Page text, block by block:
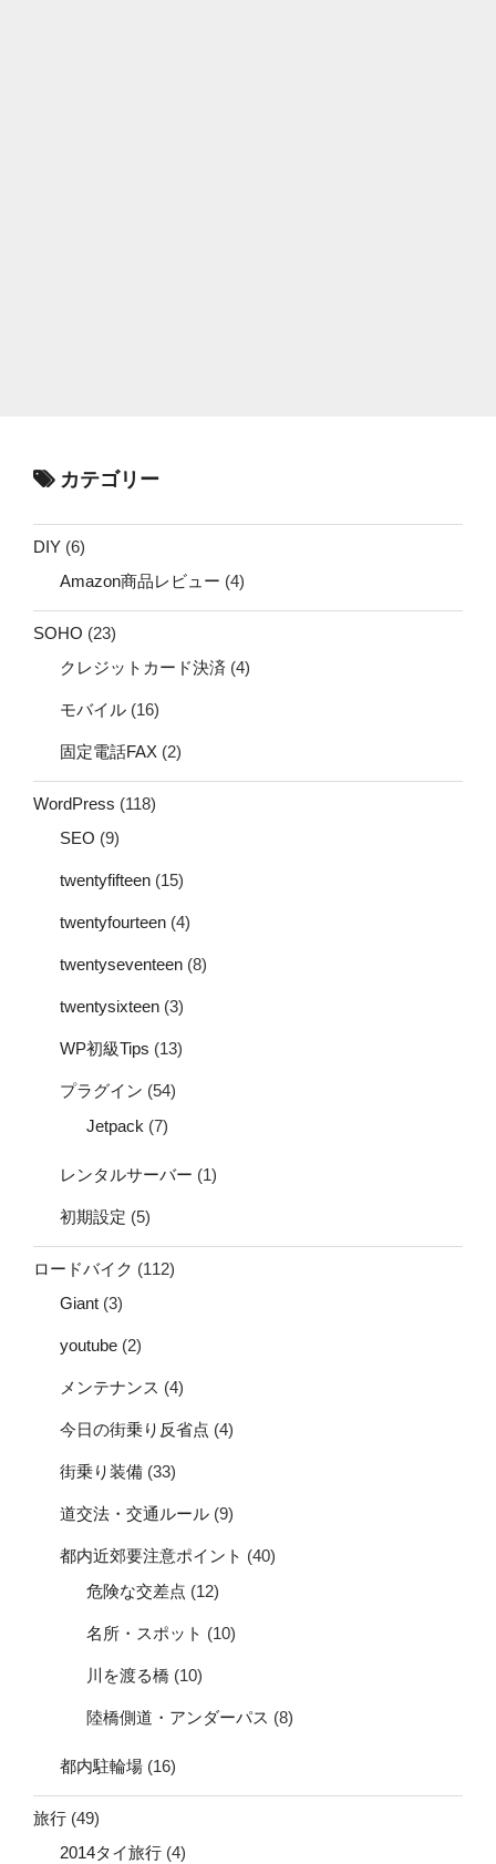
カテゴリー
DIY (6)
Amazon商品レビュー (4)
SOHO (23)
クレジットカード決済 (4)
モバイル (16)
固定電話FAX (2)
WordPress (118)
SEO (9)
twentyfifteen (15)
twentyfourteen (4)
twentyseventeen (8)
twentysixteen (3)
WP初級Tips (13)
プラグイン (54)
Jetpack (7)
レンタルサーバー (1)
初期設定 (5)
ロードバイク (112)
Giant (3)
youtube (2)
メンテナンス (4)
今日の街乗り反省点 (4)
街乗り装備 (33)
道交法・交通ルール (9)
都内近郊要注意ポイント (40)
危険な交差点 (12)
名所・スポット (10)
川を渡る橋 (10)
陸橋側道・アンダーパス (8)
都内駐輪場 (16)
旅行 (49)
2014タイ旅行 (4)